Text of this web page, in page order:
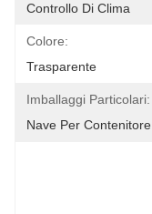
Controllo Di Clima
Colore:
Trasparente
Imballaggi Particolari:
Nave Per Contenitore